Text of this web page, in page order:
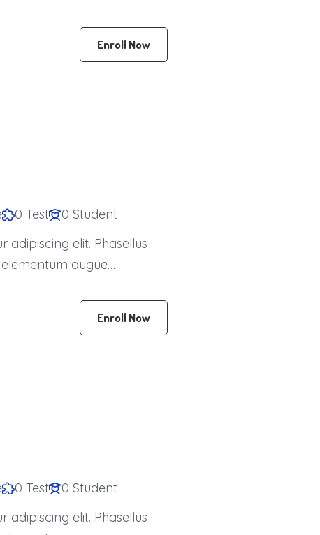
Enroll Now
0 Test
0 Student
adipiscing elit. Phasellus
augue
Enroll Now
0 Test
0 Student
adipiscing elit. Phasellus